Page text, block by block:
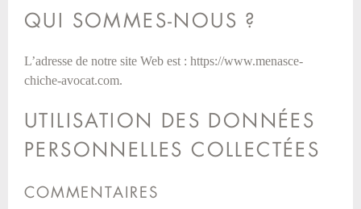
QUI SOMMES-NOUS ?
L’adresse de notre site Web est : https://www.menasce-
chiche-avocat.com.
UTILISATION DES DONNÉES
PERSONNELLES COLLECTÉES
COMMENTAIRES